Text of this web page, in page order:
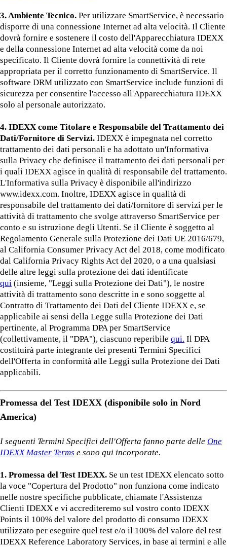
3. Ambiente Tecnico. Per utilizzare SmartService, è necessario
disporre di una connessione Internet ad alta velocità. Il Cliente
dovrà fornire e sostenere il costo dell'Apparecchiatura IDEXX
e della connessione Internet ad alta velocità come da noi
specificato. Il Cliente dovrà fornire la connettività di rete
appropriata per il corretto funzionamento di SmartService. Il
software DRM utilizzato con SmartService include funzioni di
sicurezza per consentire l'accesso all'Apparecchiatura IDEXX
solo al personale autorizzato.
4. IDEXX come Titolare e Responsabile del Trattamento dei
Dati/Fornitore di Servizi. IDEXX è impegnata nel corretto
trattamento dei dati personali e ha adottato un'Informativa
sulla Privacy che definisce il trattamento dei dati personali per
i quali IDEXX agisce in qualità di responsabile del trattamento.
L'Informativa sulla Privacy è disponibile all'indirizzo
www.idexx.com. Inoltre, IDEXX agisce in qualità di
responsabile del trattamento dei dati/fornitore di servizi per le
attività di trattamento che svolge attraverso SmartService per
conto e su istruzione degli Utenti. Se il Cliente è soggetto al
Regolamento Generale sulla Protezione dei Dati UE 2016/679,
al California Consumer Privacy Act del 2018, come modificato
dal California Privacy Rights Act del 2020, o a una qualsiasi
delle altre leggi sulla protezione dei dati identificate
qui (insieme, "Leggi sulla Protezione dei Dati"), le nostre
attività di trattamento sono descritte in e sono soggette al
Contratto di Trattamento dei Dati del Cliente IDEXX e, se
applicabile ai sensi della Legge sulla Protezione dei Dati
pertinente, al Programma DPA per SmartService
(collettivamente, il "DPA"), ciascuno reperibile qui. Il DPA
costituirà parte integrante dei presenti Termini Specifici
dell'Offerta in conformità alle Leggi sulla Protezione dei Dati
applicabili.
Promessa del Test IDEXX (disponibile solo in Nord
America)
I seguenti Termini Specifici dell'Offerta fanno parte delle One
IDEXX Master Terms e sono qui incorporate.
1. Promessa del Test IDEXX. Se un test IDEXX elencato sotto
la voce "Copertura del Prodotto" non funziona come indicato
nelle nostre specifiche pubblicate, chiamate l'Assistenza
Clienti IDEXX e vi accrediteremo sul vostro conto IDEXX
Points il 100% del valore del prodotto di consumo IDEXX
utilizzato per eseguire quel test e/o il 100% del valore del test
IDEXX Reference Laboratory Services, in base ai termini e alle